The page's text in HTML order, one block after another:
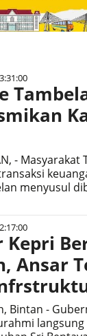
-
menyusul
Kepri
Ansar
Bintan -